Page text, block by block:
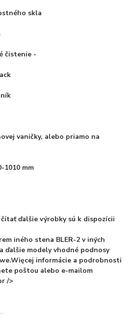
skla
čistenie -
vaničky, alebo priamo na
1010 mm
čítať ďalšie výrobky sú k dispozícii
iného stena BLER-2 v iných
ďalšie modely vhodné podnosy
informácie a podrobnosti
poštou alebo e-mailom
/>